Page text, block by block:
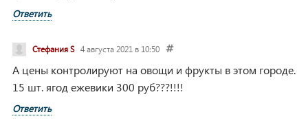
Ответить
Стефания S 4 августа 2021 в 10:50
А цены контролируют на овощи и фрукты в этом городе.
15 шт. ягод ежевики 300 руб???!!!!
Ответить